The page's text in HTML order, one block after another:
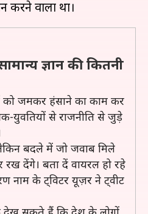
ज्ञान की कितनी
को जमकर हंसाने का काम कर
युवतियों से राजनीति से जुड़े
बदले में जो जवाब मिले
रख देंगे। बता दें वायरल हो रहे
नाम के ट्विटर यूज़र ने ट्वीट